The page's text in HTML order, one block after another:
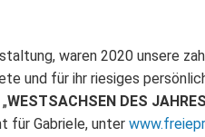
waren 2020 unsere
und für ihr riesiges
WESTSACHSEN DES JAHRES
für Gabriele, unter